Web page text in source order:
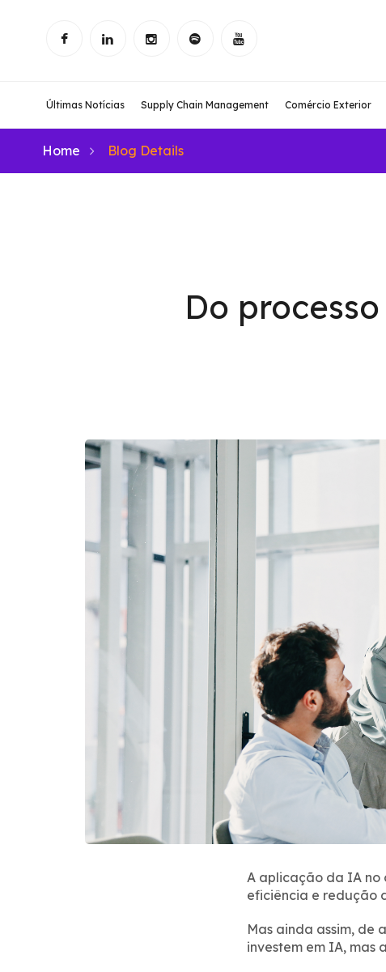
Últimas Notícias Supply Chain Management Comércio Exterior
Home Blog Details
Do
A aplicação da IA no
eficiência e redução
Mas ainda assim, de
investem em IA,